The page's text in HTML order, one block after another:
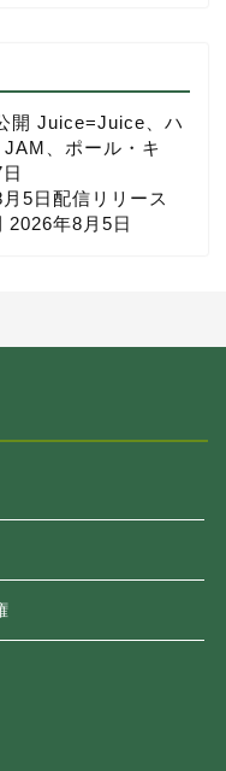
開 Juice=Juice、ハ
、ポール・キ
5日配信リリース
2026年8月5日